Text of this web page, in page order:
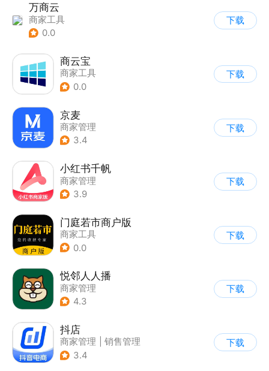
万商云
商家工具
0.0
下载
商云宝
商家工具
0.0
下载
京麦
商家管理
3.4
下载
小红书千帆
商家管理
3.9
下载
门庭若市商户版
商家工具
0.0
下载
悦邻人人播
商家管理
4.3
下载
抖店
商家管理
销售管理
3.4
下载